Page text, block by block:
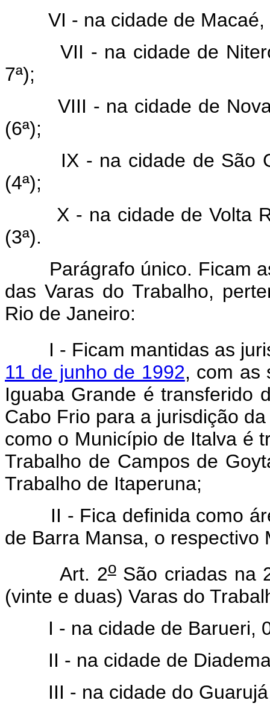
VI - na cidade de Macaé,
VII - na cidade de Niterói,
7ª);
VIII - na cidade de Nova
(6ª);
IX - na cidade de São
(4ª);
X - na cidade de Volta
(3ª).
Parágrafo único. Ficam
das Varas do Trabalho,
Rio de Janeiro:
I - Ficam mantidas as
11 de junho de 1992, com as
Iguaba Grande é transferido
Cabo Frio para a jurisdição
como o Município de Italva é
Trabalho de Campos de
Trabalho de Itaperuna;
II - Fica definida como
de Barra Mansa, o respectivo
Art. 2oSão criadas na
(vinte e duas) Varas do
I - na cidade de Barueri,
II - na cidade de Diadema,
III - na cidade do Guarujá,